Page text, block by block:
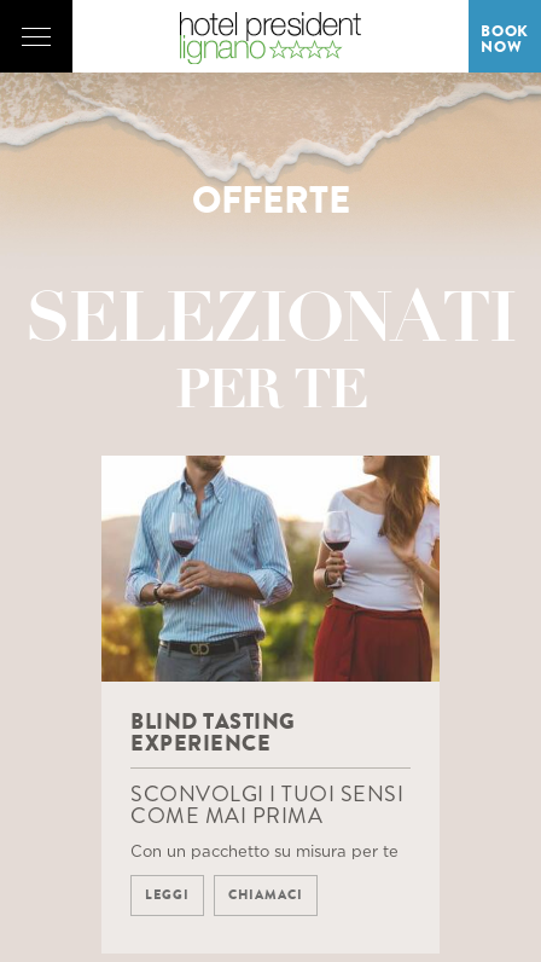
BOOK
NOW
OFFERTE
SELEZIONATI
PER TE
BLIND TASTING
EXPERIENCE
SCONVOLGI I TUOI SENSI
COME MAI PRIMA
Con un pacchetto su misura per te
LEGGI CHIAMACI